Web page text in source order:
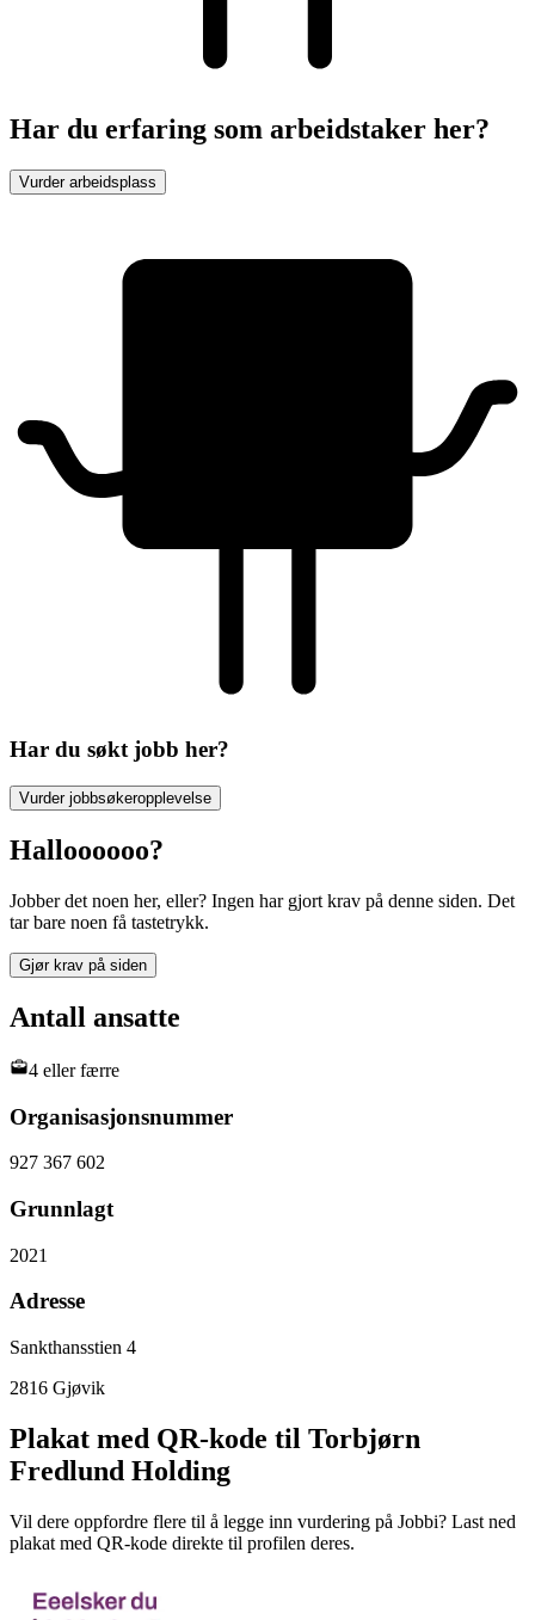
Har du erfaring som arbeidstaker her?
Vurder arbeidsplass
Har du søkt jobb her?
Vurder jobbsøkeropplevelse
Halloooooo?
Jobber det noen her, eller? Ingen har gjort krav på denne siden. Det
tar bare noen få tastetrykk.
Gjør krav på siden
Antall ansatte
4 eller færre
Organisasjonsnummer
927 367 602
Grunnlagt
2021
Adresse
Sankthansstien 4
2816 Gjøvik
Plakat med QR-kode til Torbjørn
Fredlund Holding
Vil dere oppfordre flere til å legge inn vurdering på Jobbi? Last ned
plakat med QR-kode direkte til profilen deres.